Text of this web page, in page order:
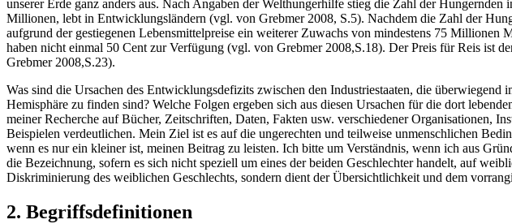
unserer Erde ganz anders aus. Nach Angaben der Welthungerhilfe stieg die Zahl der
Millionen, lebt in Entwicklungsländern (vgl. von Grebmer 2008, S.5). Nachdem die Zahl der
aufgrund der gestiegenen Lebensmittelpreise ein weiterer Zuwachs von mindestens 75
haben nicht einmal 50 Cent zur Verfügung (vgl. von Grebmer 2008,S.18). Der Preis für Reis ist
Grebmer 2008,S.23).
Was sind die Ursachen des Entwicklungsdefizits zwischen den Industriestaaten, die
Hemisphäre zu finden sind? Welche Folgen ergeben sich aus diesen Ursachen für die dort
meiner Recherche auf Bücher, Zeitschriften, Daten, Fakten usw. verschiedener Organisationen,
Beispielen verdeutlichen. Mein Ziel ist es auf die ungerechten und teilweise unmenschlichen
wenn es nur ein kleiner ist, meinen Beitrag zu leisten. Ich bitte um Verständnis, wenn ich aus
die Bezeichnung, sofern es sich nicht speziell um eines der beiden Geschlechter handelt, auf
Diskriminierung des weiblichen Geschlechts, sondern dient der Übersichtlichkeit und dem
2. Begriffsdefinitionen